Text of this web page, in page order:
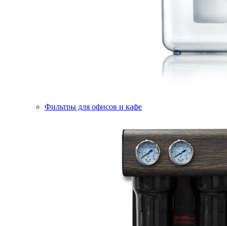
Фильтры для офисов и кафе